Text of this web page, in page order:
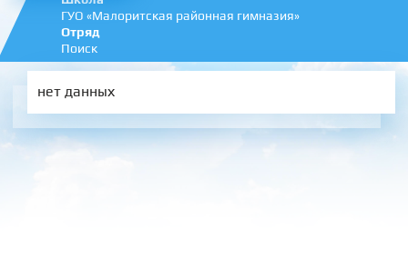
ГУО «Малоритская районная гимназия»
Отряд
Поиск
нет данных